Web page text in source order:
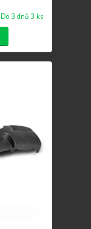
Do 3 dnů 3 ks